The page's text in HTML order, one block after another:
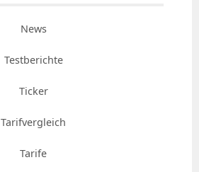
News
Testberichte
Ticker
Tarifvergleich
Tarife